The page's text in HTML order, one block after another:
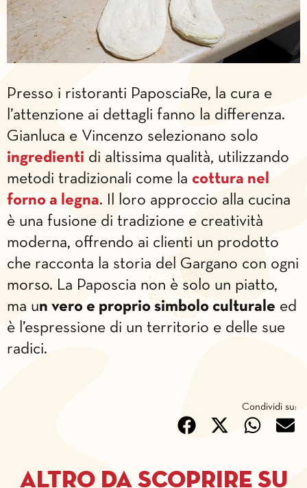
Presso i ristoranti PaposciaRe, la cura e
l’attenzione ai dettagli fanno la differenza.
Gianluca e Vincenzo selezionano solo
ingredienti di altissima qualità, utilizzando
metodi tradizionali come la cottura nel
forno a legna. Il loro approccio alla cucina
è una fusione di tradizione e creatività
moderna, offrendo ai clienti un prodotto
che racconta la storia del Gargano con ogni
morso. La Paposcia non è solo un piatto,
ma un vero e proprio simbolo culturale ed
è l’espressione di un territorio e delle sue
radici.
Condividi su:
Altro da scoprire su